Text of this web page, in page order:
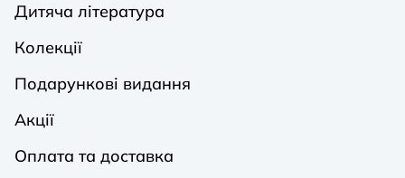
Дитяча література
Колекції
Подарункові видання
Акції
Оплата та доставка